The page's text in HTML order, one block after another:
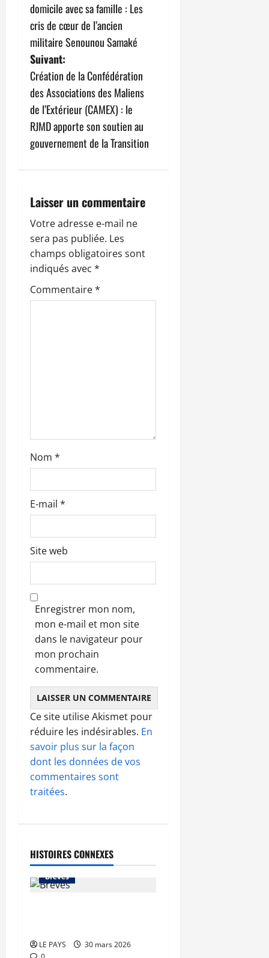
v
i
g
a
t
i
n
d
’
a
r
e
domicile avec sa famille : Les
cris de cœur de l’ancien
militaire Senounou Samaké
Suivant:
Création de la Confédération
des Associations des Maliens
de l’Extérieur (CAMEX) : le
RJMD apporte son soutien au
gouvernement de la Transition
Laisser un commentaire
Votre adresse e-mail ne
sera pas publiée. Les
champs obligatoires sont
indiqués avec *
Commentaire*
Nom *
E-mail *
Site web
Enregistrer mon nom,
mon e-mail et mon site
dans le navigateur pour
mon prochain
commentaire.
Ce site utilise Akismet pour
réduire les indésirables. En
savoir plus sur la façon
dont les données de vos
commentaires sont
traitées.
HISTOIRES CONNEXES
Brèves
LE PAYS
30 mars 2026